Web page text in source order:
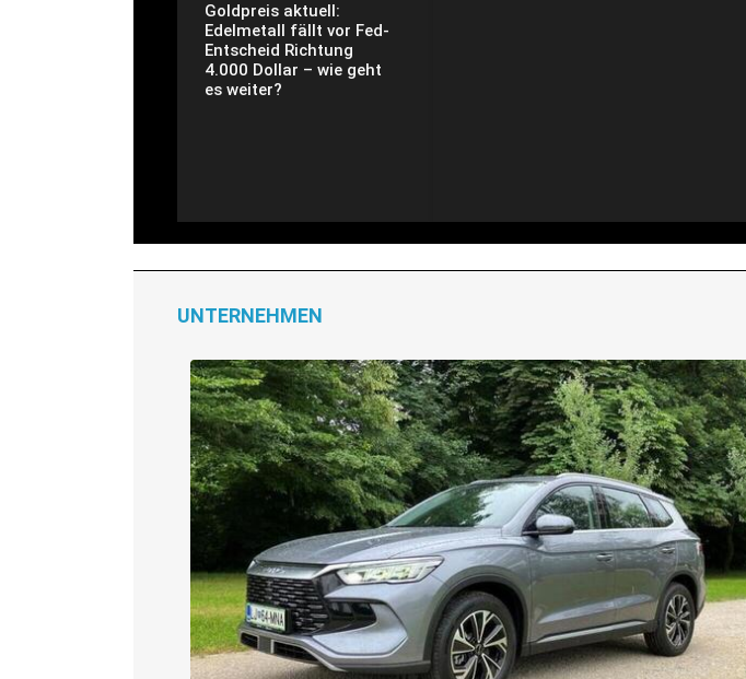
Goldpreis aktuell:
Edelmetall fällt vor Fed-
Entscheid Richtung
4.000 Dollar – wie geht
es weiter?
UNTERNEHMEN